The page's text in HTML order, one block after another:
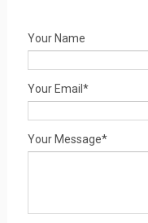
Your Name
Your Email*
Your Message*